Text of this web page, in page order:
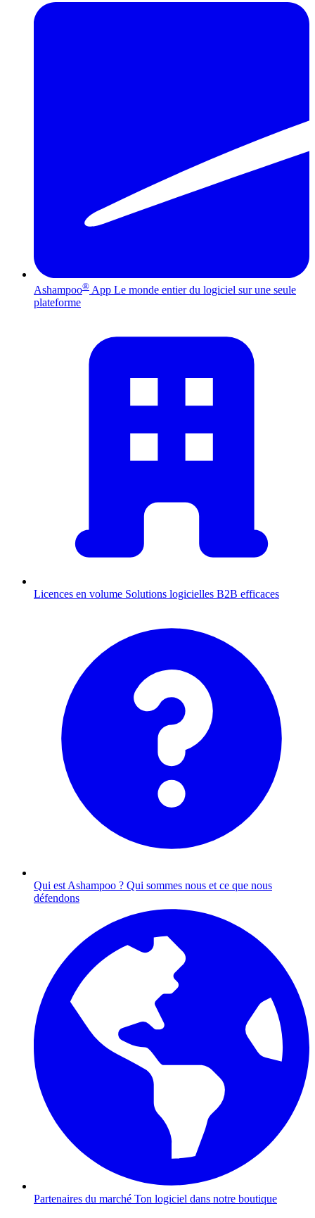
Ashampoo® App Le monde entier du logiciel sur une seule
plateforme
Licences en volume Solutions logicielles B2B efficaces
Qui est Ashampoo ? Qui sommes nous et ce que nous
défendons
Partenaires du marché Ton logiciel dans notre boutique